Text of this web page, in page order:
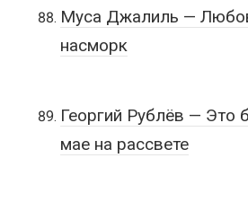
Муса Джалиль —
насморк
Георгий Рублёв — Это
мае на рассвете